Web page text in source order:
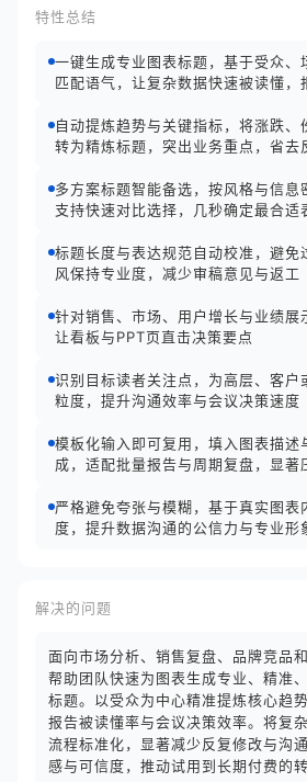
特性总结
一键生成专业图表标题，基于受众、
匹配语气，让复杂数据快速被读懂，
自动提炼趋势与关键指标，将涨跌、
转为精炼标题，突出业务重点，省去
多方案标题智能备选，按风格与信息
支持快速对比选择，几秒确定最合适
标题长度与表达规范自动校准，避免
风保持专业度，减少审稿意见与返工
针对销售、市场、用户增长与业绩展
让看板与PPT页直击决策要点
识别目标读者关注点，为高层、客户
粒度，提升沟通效率与会议决策速度
模板化输入即可复用，填入图表描述
成，适配批量报告与周期复盘，显著
严格避免夸张与模糊，基于真实图表
度，提升数据沟通的公信力与专业形
解决的问题
面向市场分析、销售复盘、品牌竞品
帮助团队快速为图表生成专业、精准
标题。以受众为中心精准提炼核心趋
报告被读懂率与会议决策效率。将复
流程标准化，显著减少反复修改与沟
感与可信度，推动试用到长期付费的转